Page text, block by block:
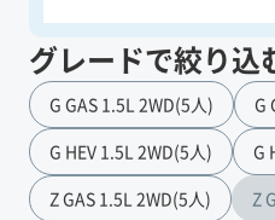
グレードで絞り込
G GAS 1.5L 2WD(5人)
G
G HEV 1.5L 2WD(5人)
G
Z GAS 1.5L 2WD(5人)
Z